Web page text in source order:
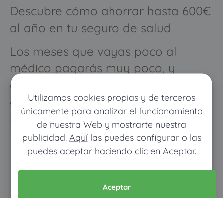
Utilizamos cookies propias y de terceros
únicamente para analizar el funcionamiento
de nuestra Web y mostrarte nuestra
publicidad. Aquílas puedes configurar o las
puedes aceptar haciendo clic en Aceptar.
Aceptar
Descubre cómo ahorrar hasta 600€
al año en tu seguro de salud
Los meses que vayas poco al
médico pagarás muy poco, y
cuando vayas mucho pagarás
como con un seguro médico
normal